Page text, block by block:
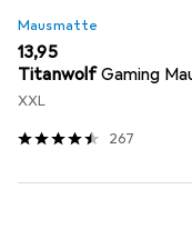
Mausmatte
EUR
13,95
TitanwolfGaming
XXL
267